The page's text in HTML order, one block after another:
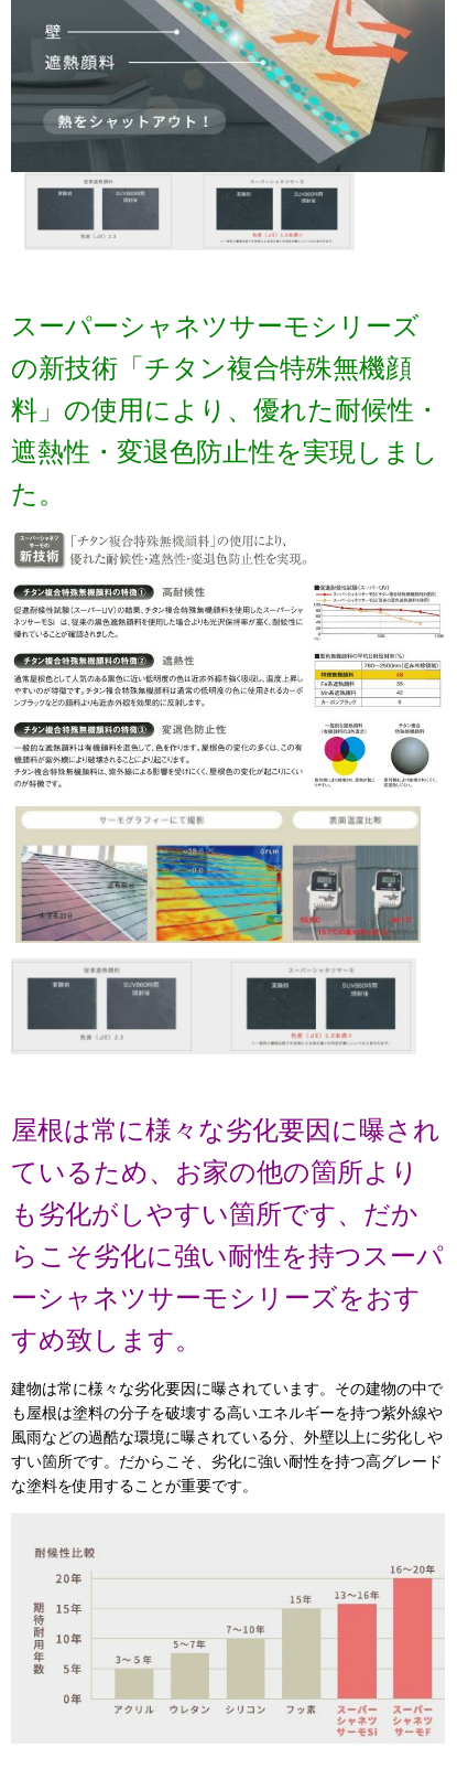
スーパーシャネツサーモシリーズ
の新技術「チタン複合特殊無機顔
料」の使用により、優れた耐候性・
遮熱性・変退色防止性を実現しまし
た。
屋根は常に様々な劣化要因に曝され
ているため、お家の他の箇所より
も劣化がしやすい箇所です、だか
らこそ劣化に強い耐性を持つスーパ
ーシャネツサーモシリーズをおす
すめ致します。
建物は常に様々な劣化要因に曝されています。その建物の中で
も屋根は塗料の分子を破壊する高いエネルギーを持つ紫外線や
風雨などの過酷な環境に曝されている分、外壁以上に劣化しや
すい箇所です。だからこそ、劣化に強い耐性を持つ高グレード
な塗料を使用することが重要です。